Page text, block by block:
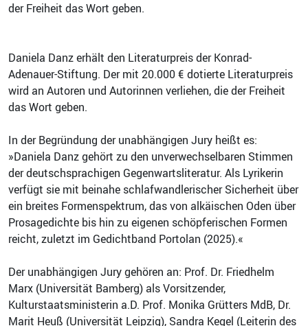
der Freiheit das Wort geben.
Daniela Danz erhält den Literaturpreis der Konrad-
Adenauer-Stiftung. Der mit 20.000 € dotierte Literaturpreis
wird an Autoren und Autorinnen verliehen, die der Freiheit
das Wort geben.
In der Begründung der unabhängigen Jury heißt es:
»Daniela Danz gehört zu den unverwechselbaren Stimmen
der deutschsprachigen Gegenwartsliteratur. Als Lyrikerin
verfügt sie mit beinahe schlafwandlerischer Sicherheit über
ein breites Formenspektrum, das von alkäischen Oden über
Prosagedichte bis hin zu eigenen schöpferischen Formen
reicht, zuletzt im Gedichtband Portolan (2025).«
Der unabhängigen Jury gehören an: Prof. Dr. Friedhelm
Marx (Universität Bamberg) als Vorsitzender,
Kulturstaatsministerin a.D. Prof. Monika Grütters MdB, Dr.
Marit Heuß (Universität Leipzig), Sandra Kegel (Leiterin des